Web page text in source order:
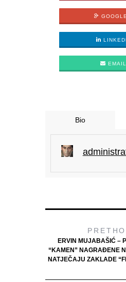
EMAIL
Bio
ERVIN MUJABAŠIĆ –
“KAMEN” NAGRAĐENE
NATJEČAJU ZAKLADE